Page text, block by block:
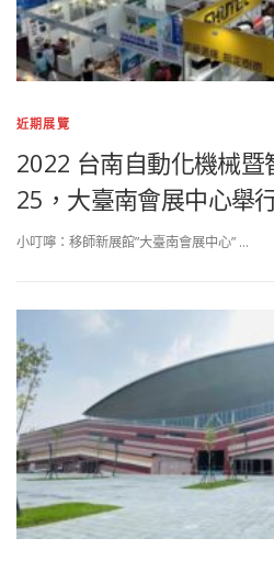
近期展覽
2022 台南自動化機械
25，大臺南會展中心舉
小叮嚀：移師新展館”大臺南會展中心” …